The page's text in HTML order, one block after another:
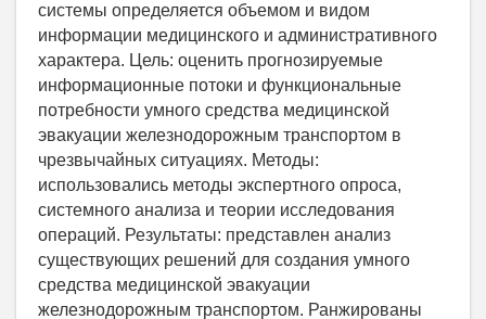
системы определяется объемом и видом
информации медицинского и административного
характера. Цель: оценить прогнозируемые
информационные потоки и функциональные
потребности умного средства медицинской
эвакуации железнодорожным транспортом в
чрезвычайных ситуациях. Методы:
использовались методы экспертного опроса,
системного анализа и теории исследования
операций. Результаты: представлен анализ
существующих решений для создания умного
средства медицинской эвакуации
железнодорожным транспортом. Ранжированы